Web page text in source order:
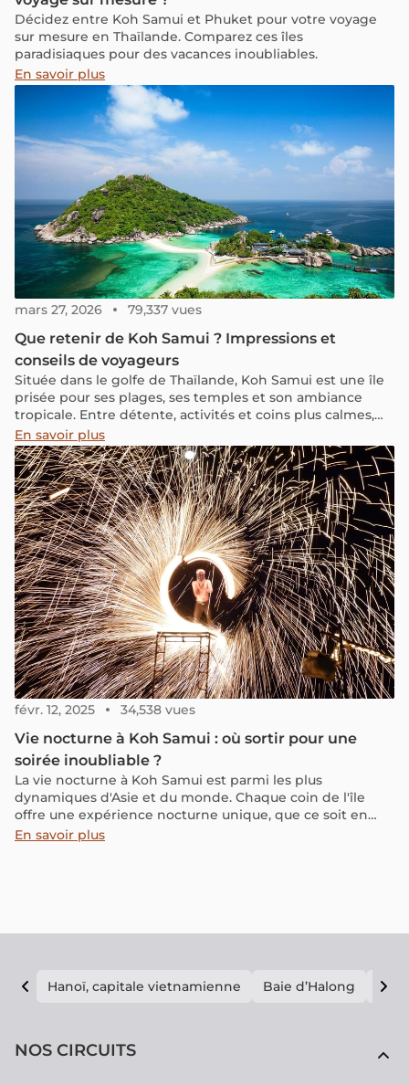
Décidez entre Koh Samui et Phuket pour votre voyage
sur mesure en Thaïlande. Comparez ces îles
paradisiaques pour des vacances inoubliables.
En savoir plus
mars 27, 2026 79,337 vues
Que retenir de Koh Samui ? Impressions et
conseils de voyageurs
Située dans le golfe de Thaïlande, Koh Samui est une île
prisée pour ses plages, ses temples et son ambiance
tropicale. Entre détente, activités et coins plus calmes,
elle s’adapte à différents styles de voyage. Dans ce guide
de Koh Samui, retrouvez les lieux incontournables, les
activités et des conseils pratiques pour organiser votre
séjour.
En savoir plus
févr. 12, 2025 34,538 vues
Vie nocturne à Koh Samui : où sortir pour une
soirée inoubliable ?
La vie nocturne à Koh Samui est parmi les plus
dynamiques d'Asie et du monde. Chaque coin de l'île
offre une expérience nocturne unique, que ce soit en
dansant dans les discothèques, en explorant les pubs ou
En savoir plus
Hanoï, capitale vietnamienne Baie d’Halong E
NOS CIRCUITS